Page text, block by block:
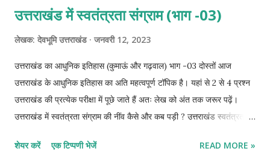
उत्तराखंड में स्वतंत्रता संग्राम (भाग -03)
लेखक: देवभूमि उत्तराखंड जनवरी 12, 2023
उत्तराखंड का आधुनिक इतिहास (कुमाऊं और गढ़वाल) भाग -03 दोस्तों आज
उत्तराखंड के आधुनिक इतिहास का अति महत्वपूर्ण टॉपिक है। यहां से 2 से 4 प्रश्न
उत्तराखंड की प्रत्येक परीक्षा में पूछे जाते हैं अतः लेख को अंत तक जरूर पढ़ें।
उत्तराखंड में स्वतंत्रता संग्राम की नींव कैसे और कब पड़ी ? उत्तराखंड स्वतंत्रता
विस्तार से अध्ययन करेंगे यहां साथ ही भारत के इतिहास के साथ संबंध बनाते हुए सभी
शेयर करें एक टिप्पणी भेजें READ MORE »